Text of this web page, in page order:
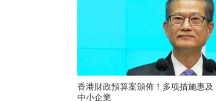
香港財政預算案頒佈！多项措施惠及
中小企業